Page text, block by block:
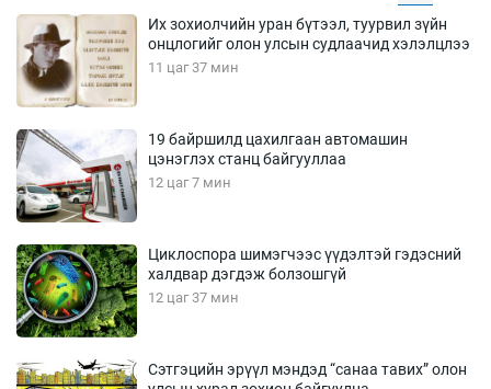
Их зохиолчийн уран бүтээл, туурвил зүйн
онцлогийг олон улсын судлаачид хэлэлцлээ
11 цаг 37 мин
19 байршилд цахилгаан автомашин
цэнэглэх станц байгууллаа
12 цаг 7 мин
Циклоспора шимэгчээс үүдэлтэй гэдэсний
халдвар дэгдэж болзошгүй
12 цаг 37 мин
Сэтгэцийн эрүүл мэндэд “санаа тавих” олон